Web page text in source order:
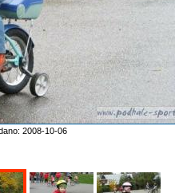
2008-10-06